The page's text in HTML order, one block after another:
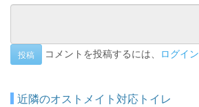
投稿 コメントを投稿するには、 ログイン
近隣のオストメイト対応トイレ